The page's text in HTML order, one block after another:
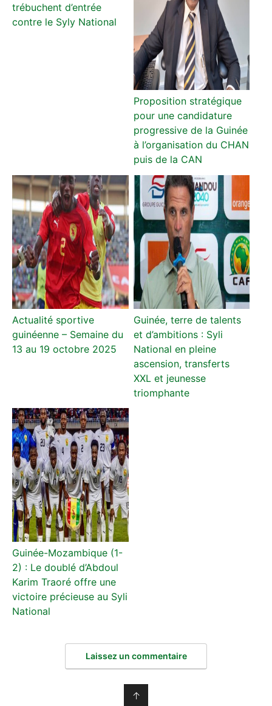
trébuchent d’entrée
contre le Syly National
Proposition stratégique
pour une candidature
progressive de la Guinée
à l’organisation du CHAN
puis de la CAN
Actualité sportive
guinéenne – Semaine du
13 au 19 octobre 2025
Guinée, terre de talents
et d’ambitions : Syli
National en pleine
ascension, transferts
XXL et jeunesse
triomphante
Guinée-Mozambique (1-
2) : Le doublé d’Abdoul
Karim Traoré offre une
victoire précieuse au Syli
National
Laissez un commentaire
↑